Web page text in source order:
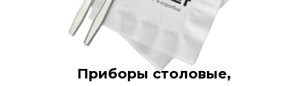
Приборы столовые,